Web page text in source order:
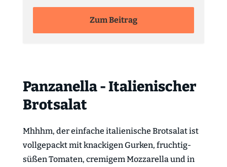
Zum Beitrag
Panzanella - Italienischer
Brotsalat
Mhhhm, der einfache italienische Brotsalat ist
vollgepackt mit knackigen Gurken, fruchtig-
süßen Tomaten, cremigem Mozzarella und in